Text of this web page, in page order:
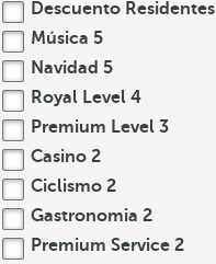
Descuento Residentes
Música 5
Navidad 5
Royal Level 4
Premium Level 3
Casino 2
Ciclismo 2
Gastronomia 2
Premium Service 2